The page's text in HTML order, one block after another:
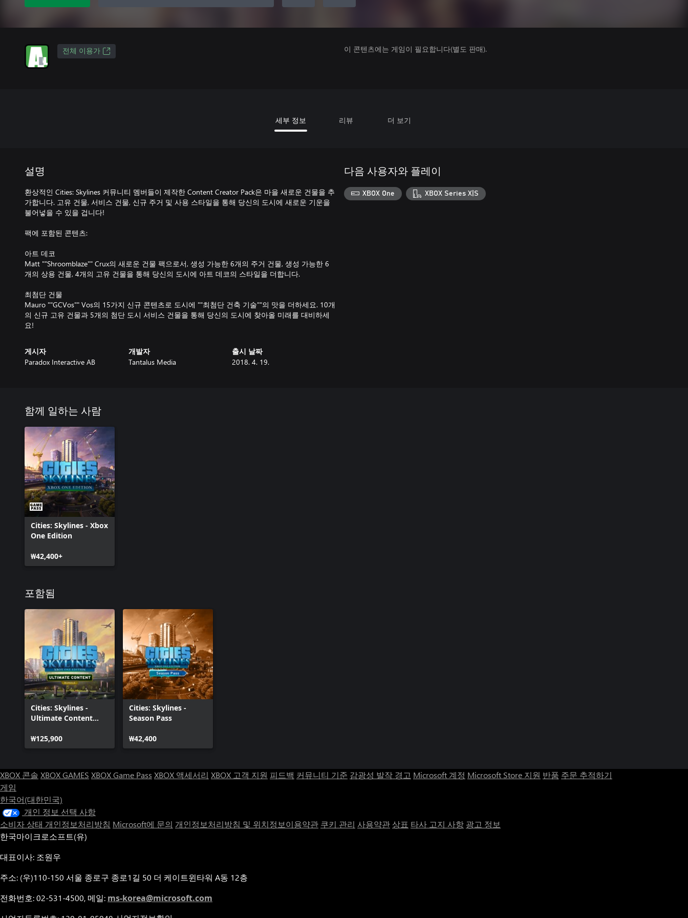
전체 이용가 이 콘텐츠에는 게임이 필요합니다(별도 판매).
세부 정보 리뷰 더 보기
설명
환상적인 Cities: Skylines 커뮤니티 멤버들이 제작한 Content Creator Pack은 마을 새로운 건물을 추
가합니다. 고유 건물, 서비스 건물, 신규 주거 및 사용 스타일을 통해 당신의 도시에 새로운 기운을
불어넣을 수 있을 겁니다!
팩에 포함된 콘텐츠:
아트 데코
Matt ""Shroomblaze"" Crux의 새로운 건물 팩으로서, 생성 가능한 6개의 주거 건물, 생성 가능한 6
개의 상용 건물, 4개의 고유 건물을 통해 당신의 도시에 아트 데코의 스타일을 더합니다.
최첨단 건물
Mauro ""GCVos"" Vos의 15가지 신규 콘텐츠로 도시에 ""최첨단 건축 기술""의 맛을 더하세요. 10개
의 신규 고유 건물과 5개의 첨단 도시 서비스 건물을 통해 당신의 도시에 찾아올 미래를 대비하세
요!
게시자
Paradox Interactive AB
개발자
Tantalus Media
출시 날짜
2018. 4. 19.
다음 사용자와 플레이
XBOX One XBOX Series X|S
함께 일하는 사람
Cities: Skylines - Xbox
One Edition
₩42,400+
포함됨
Cities: Skylines -
Ultimate Content
₩125,900
Cities: Skylines -
Season Pass
₩42,400
XBOX 콘솔 XBOX GAMES XBOX Game Pass XBOX 액세서리 XBOX 고객 지원 피드백 커뮤니티 기준 감광성 발작 경고 Microsoft 계정 Microsoft Store 지원 반품 주문 추적하기
게임
한국어(대한민국)
개인 정보 선택 사항
소비자 상태 개인정보처리방침 Microsoft에 문의 개인정보처리방침 및 위치정보이용약관 쿠키 관리 사용약관 상표 타사 고지 사항 광고 정보
한국마이크로소프트(유)
대표이사: 조원우
주소: (우)110-150 서울 종로구 종로1길 50 더 케이트윈타워 A동 12층
전화번호: 02-531-4500, 메일: ms-korea@microsoft.com